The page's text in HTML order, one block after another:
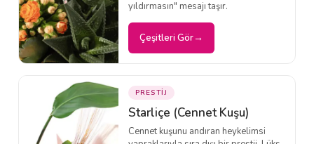
yıldırmasın" mesajı taşır.
Çeşitleri Gör
PRESTİJ
Starliçe (Cennet Kuşu)
Cennet kuşunu andıran heykelimsi